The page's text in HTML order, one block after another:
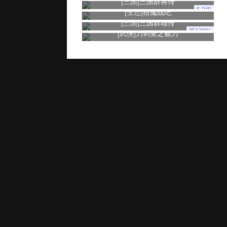
5.0折
[变态]猎魔战纪
[三国]三国群雄传
返120%
[武侠]刀剑笑之霸刀